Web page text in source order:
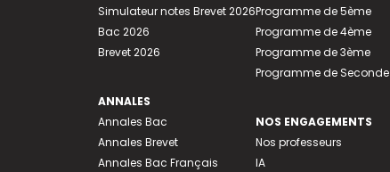
Simulateur notes Brevet 2026
Bac 2026
Brevet 2026
ANNALES
Annales Bac
Annales Brevet
Annales Bac Français
Programme de 5ème
Programme de 4ème
Programme de 3ème
Programme de Seconde
NOS ENGAGEMENTS
Nos professeurs
IA